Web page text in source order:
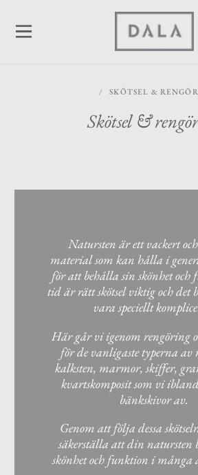
/ SKÖTSEL &
Skötsel &
Natursten är ett vackert
material som kan hålla i
för att behålla sin skönhet och
tid är rätt skötsel viktig och det
vara speciellt
Här går vi igenom rengöring
för de vanligaste typerna av
kalksten, marmor, skiffer,
kvartskomposit som vi
bänkskivor av.
Genom att följa dessa
säkerställa att din natursten
skönhet och funktion i många